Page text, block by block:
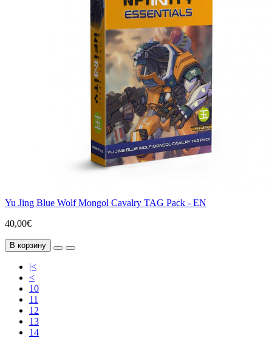
Yu Jing Blue Wolf Mongol Cavalry TAG Pack - EN
40,00€
В корзину
|<
<
10
11
12
13
14